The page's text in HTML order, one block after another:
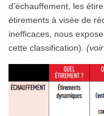
d’échauffement, les
étirements à visée de
inefficaces, nous
cette classification).